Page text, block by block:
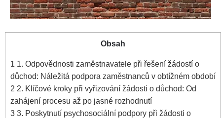
Obsah
1 1. Odpovědnosti zaměstnavatele při řešení žádostí o
důchod: Náležitá podpora zaměstnanců v obtížném období
2 2. Klíčové kroky při vyřizování žádosti o důchod: Od
zahájení procesu až po jasné rozhodnutí
3 3. Poskytnutí psychosociální podpory při žádosti o